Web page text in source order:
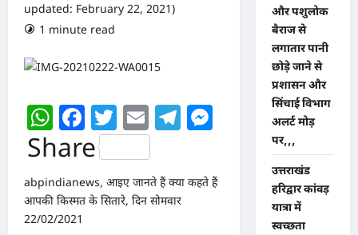
updated: February 22, 2021)
1 minute read
WhatsApp
Facebook
Twitter
EmailTelegram
Messenger
Share
abpindianews, आइए जानते हैं क्या कहते हैं
आपकी किस्मत के सितारे, दिन सोमवार
22/02/2021
और पशुलोक
बैराज से
लगातार पानी
छोड़े जाने से
प्रशासन और
सिंचाई विभाग
अलर्ट मोड़
पर,,,
उत्तराखंड
हरिद्वार कांवड़
यात्रा में
स्वच्छता